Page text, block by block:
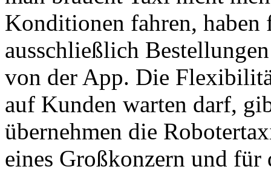
Konditionen fahren,
ausschließlich
von der App. Die
auf Kunden warten darf,
übernehmen die
eines Großkonzern und